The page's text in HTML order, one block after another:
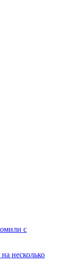
с
несколько